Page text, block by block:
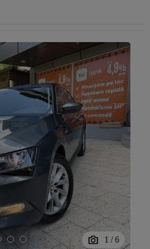
1 / 6